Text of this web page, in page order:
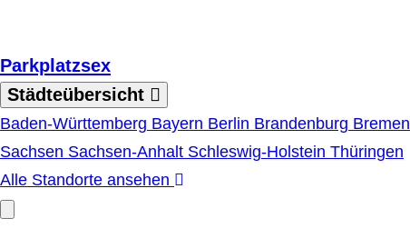
Parkplatzsex
Städteübersicht
Baden-Württemberg Bayern Berlin Brandenburg Bremen
Sachsen Sachsen-Anhalt Schleswig-Holstein Thüringen
Alle Standorte ansehen